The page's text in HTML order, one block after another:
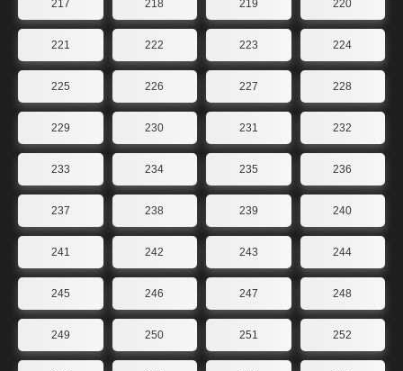
217 218 219 220
221 222 223 224
225 226 227 228
229 230 231 232
233 234 235 236
237 238 239 240
241 242 243 244
245 246 247 248
249 250 251 252